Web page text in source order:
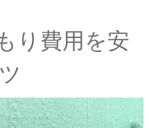
り費用を安